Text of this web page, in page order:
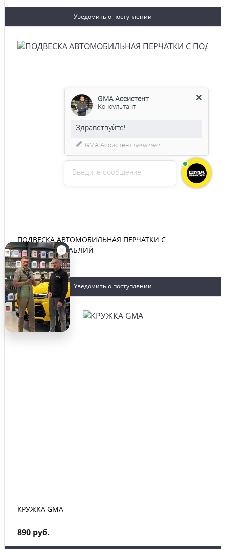
Уведомить о поступлении
ПОДВЕСКА АВТОМОБИЛЬНАЯ ПЕРЧАТКИ С
ПОДПИСЬЮ ШАБЛИЙ
2 500 руб.
Уведомить о поступлении
КРУЖКА GMA
890 руб.
Введите сообщение
Консультант
С удовольствием помогу вам в
выборе товара.